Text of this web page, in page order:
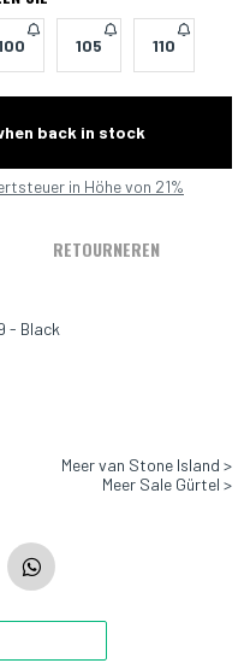
105 110
back in stock
in Höhe von 21%
RETOURNEREN
- Black
Meer van Stone Island >
Meer Sale Gürtel >